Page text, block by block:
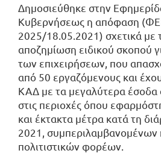
Δημοσιεύθηκε στην
Κυβερνήσεως η απόφαση
2025/18.05.2021) σχετικά με
αποζημίωση ειδικού σκοπού
των επιχειρήσεων, που
από 50 εργαζόμενους και
ΚΑΔ με τα μεγαλύτερα έσοδα
στις περιοχές όπου
και έκτακτα μέτρα κατά τη
2021, συμπεριλαμβανομένων
πολιτιστικών φορέων.